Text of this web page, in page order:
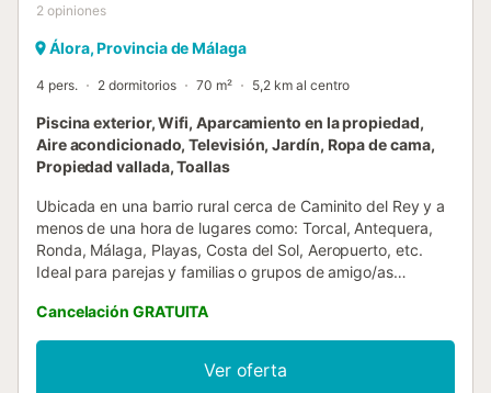
2 opiniones
Álora, Provincia de Málaga
4 pers. 2 dormitorios 70 m² 5,2 km al centro
Piscina exterior, Wifi, Aparcamiento en la propiedad,
Aire acondicionado, Televisión, Jardín, Ropa de cama,
Propiedad vallada, Toallas
Ubicada en una barrio rural cerca de Caminito del Rey y a
menos de una hora de lugares como: Torcal, Antequera,
Ronda, Málaga, Playas, Costa del Sol, Aeropuerto, etc.
Ideal para parejas y familias o grupos de amigo/as
un lugar tranquilo para trabajar. El espacio: Acogedora
casa baja independiente tipo chalet con parking y patio
privado, piscina Picuzzi (tipo Cóctel), barbacoa y
chimenea. Se distribuye en una amplia estancia central
Cancelación GRATUITA
Ver oferta